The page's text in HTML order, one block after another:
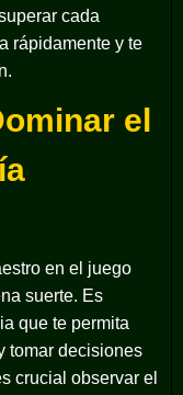
cada
rápidamente y te
el
en el juego
suerte. Es
que te permita
tomar decisiones
crucial observar el